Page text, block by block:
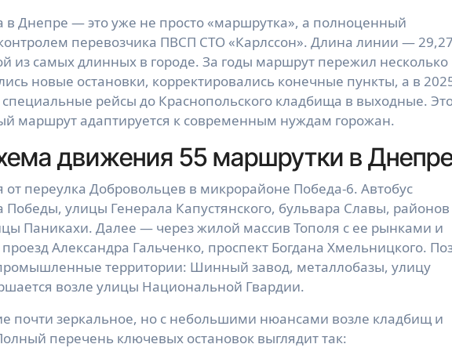
в Днепре — это уже не просто «маршрутка», а полноценный
перевозчика ПВСП СТО «Карлссон». Длина линии — 29,27
из самых длинных в городе. За годы маршрут пережил несколько
новые остановки, корректировались конечные пункты, а в
специальные рейсы до Краснопольского кладбища в выходные.
маршрут адаптируется к современным нуждам горожан.
движения 55 маршрутки в
переулка Добровольцев в микрорайоне Победа-6. Автобус
Победы, улицы Генерала Капустянского, бульвара Славы, районов
Паникахи. Далее — через жилой массив Тополя с ее рынками и
Александра Гальченко, проспект Богдана Хмельницкого.
территории: Шинный завод, металлобазы, улицу
возле улицы Национальной Гвардии.
почти зеркальное, но с небольшими нюансами возле кладбищ и
перечень ключевых остановок выглядит так: